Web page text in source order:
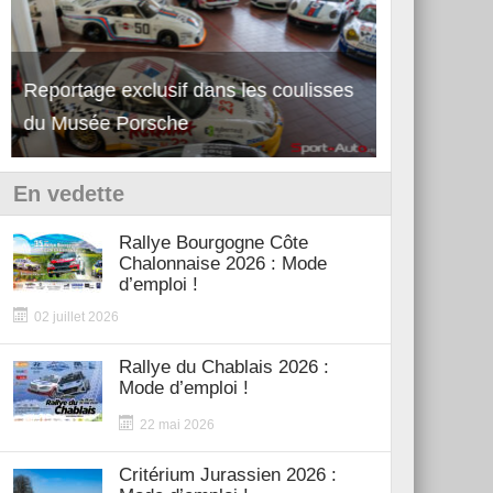
Reportage exclusif dans les coulisses
du Musée Porsche
En vedette
Rallye Bourgogne Côte
Chalonnaise 2026 : Mode
d’emploi !
02 juillet 2026
Rallye du Chablais 2026 :
Mode d’emploi !
22 mai 2026
Critérium Jurassien 2026 :